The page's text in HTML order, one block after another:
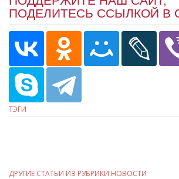
ПОДЕЛИТЕСЬ ССЫЛКОЙ В
ТЭГИ
ДРУГИЕ СТАТЬИ ИЗ РУБРИКИ НОВОСТИ